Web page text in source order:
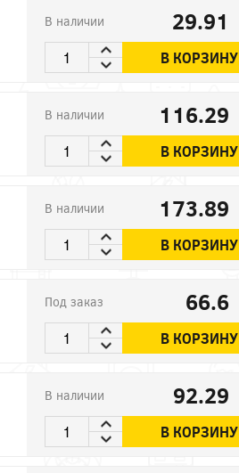
В наличии 29.91
В КОРЗИНУ
В наличии 116.29
В КОРЗИНУ
В наличии 173.89
В КОРЗИНУ
Под заказ 66.6
В КОРЗИНУ
В наличии 92.29
В КОРЗИНУ